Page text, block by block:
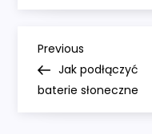
N
a
Previous
Post
Previous
Jak podłączyć
baterie słoneczne